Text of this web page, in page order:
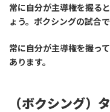
常に自分が主導権を握る
ょう。ボクシングの試合で
常に自分が主導権を握っ
あります。
（ボクシング）